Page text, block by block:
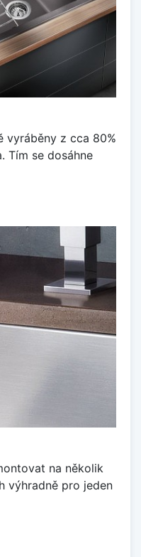
vyráběny z cca 80%
Tím se dosáhne
na několik
výhradně pro jeden